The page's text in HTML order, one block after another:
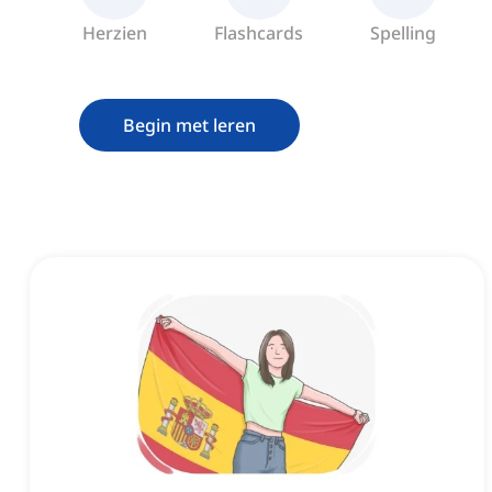
Herzien Flashcards Spelling
Begin met leren